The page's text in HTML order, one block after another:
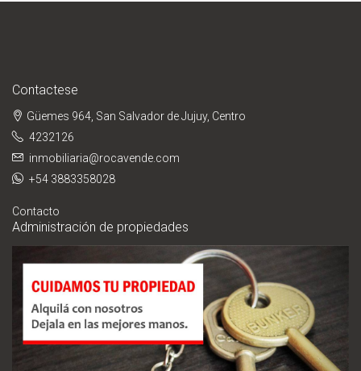
Contactese
Güemes 964, San Salvador de Jujuy, Centro
4232126
inmobiliaria@rocavende.com
+54 3883358028
Contacto
Administración de propiedades